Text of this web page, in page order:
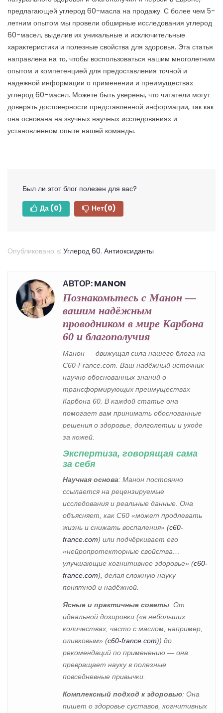
предлагающей углерод 60-масла на продажу. С более чем 5-
летним опытом мы провели обширные исследования углерод
60-масел, выделив их уникальные и исключительные
характеристики и полезные свойства для здоровья. Эта статья
направлена на то, чтобы воспользоваться нашим многолетним
опытом и компетенцией для предоставления точной и
надежной информации о применении и преимуществах
углерод 60-масел. Можете быть уверены, что читатели могут
доверять достоверности представленной информации, так как
она основана на звучных научных исследованиях и
установленном опыте нашей команды.
Был ли этот блог полезен для вас?
Да (0) Нет(0)
Опубликовано в: Углерод 60, Антиоксиданты
АВТОР: MANON
Познакомьтесь с Манон —
вашим надёжным
проводником в мире Карбона
60 и благополучия
Манон — движущая сила нашего блога на
C60-France.com. Ваш надёжный источник
научно обоснованных знаний о
трансформирующих преимуществах
Карбона 60. В каждой статье она
помогает вам принимать обоснованные
решения о здоровье, долголетии и уходе
за кожей.
Экспертиза, говорящая сама
за себя
Научная основа: Манон постоянно
ссылается на рецензируемые
исследования и реальные данные. Она
объясняет, как C60 «может продлевать
жизнь и снижать воспаления» (c60-
france.com) или подчёркивает его
«нейропротекторные свойства…
улучшающие когнитивное здоровье» (c60-
france.com), делая сложную науку
понятной и надёжной.
Ясные и практичные советы: От
идеальной дозировки («в небольших
количествах, часто с маслом, например,
оливковым» (c60-france.com)) до
рекомендаций по применению — она
превращает науку в полезные
повседневные привычки.
Комплексный подход к здоровью: Она
пишет о здоровье суставов, когнитивных